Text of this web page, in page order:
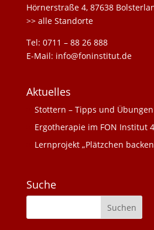
Hörnerstraße 4, 87638
>> alle Standorte
Tel: 0711 – 88 26 888
E-Mail: info@foninstitut.de
Aktuelles
Stottern – Tipps und Übungen
Ergotherapie im FON Institut
Lernprojekt „Plätzchen
Suche